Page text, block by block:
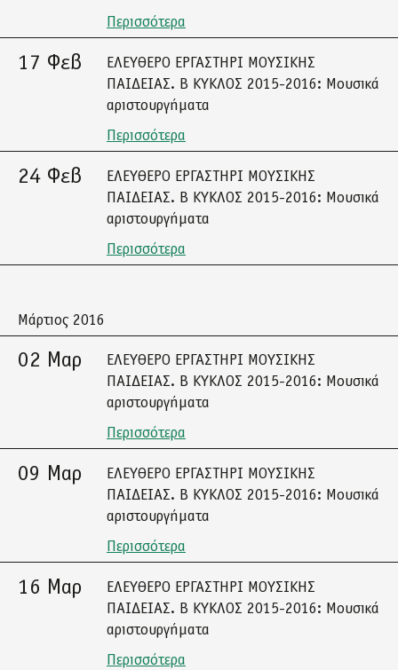
Περισσότερα
17 Φεβ
ΕΛΕΥΘΕΡΟ ΕΡΓΑΣΤΗΡΙ ΜΟΥΣΙΚΗΣ
ΠΑΙΔΕΙΑΣ. Β ΚΥΚΛΟΣ 2015-2016: Μουσικά
αριστουργήματα
Περισσότερα
24 Φεβ
ΕΛΕΥΘΕΡΟ ΕΡΓΑΣΤΗΡΙ ΜΟΥΣΙΚΗΣ
ΠΑΙΔΕΙΑΣ. Β ΚΥΚΛΟΣ 2015-2016: Μουσικά
αριστουργήματα
Περισσότερα
Μάρτιος 2016
02 Μαρ
ΕΛΕΥΘΕΡΟ ΕΡΓΑΣΤΗΡΙ ΜΟΥΣΙΚΗΣ
ΠΑΙΔΕΙΑΣ. Β ΚΥΚΛΟΣ 2015-2016: Μουσικά
αριστουργήματα
Περισσότερα
09 Μαρ
ΕΛΕΥΘΕΡΟ ΕΡΓΑΣΤΗΡΙ ΜΟΥΣΙΚΗΣ
ΠΑΙΔΕΙΑΣ. Β ΚΥΚΛΟΣ 2015-2016: Μουσικά
αριστουργήματα
Περισσότερα
16 Μαρ
ΕΛΕΥΘΕΡΟ ΕΡΓΑΣΤΗΡΙ ΜΟΥΣΙΚΗΣ
ΠΑΙΔΕΙΑΣ. Β ΚΥΚΛΟΣ 2015-2016: Μουσικά
αριστουργήματα
Περισσότερα